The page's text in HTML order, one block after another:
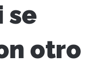
se
otro